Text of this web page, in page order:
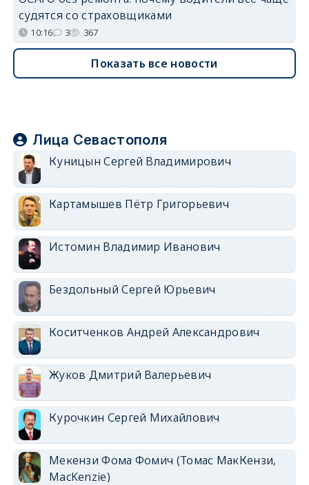
судятся со страховщиками
10:16 3 367
Показать все новости
Лица Севастополя
Куницын Сергей Владимирович
Картамышев Пётр Григорьевич
Истомин Владимир Иванович
Бездольный Сергей Юрьевич
Коситченков Андрей Александрович
Жуков Дмитрий Валерьевич
Курочкин Сергей Михайлович
Мекензи Фома Фомич (Томас МакКензи,
MacKenzie)